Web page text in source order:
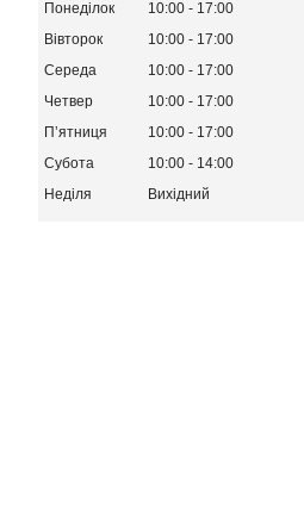
Понеділок 10:00
17:00
Вівторок
10:00
17:00
Середа
10:00
17:00
Четвер
10:00
17:00
Пʼятниця
10:00
17:00
Субота
10:00
14:00
Неділя
Вихідний